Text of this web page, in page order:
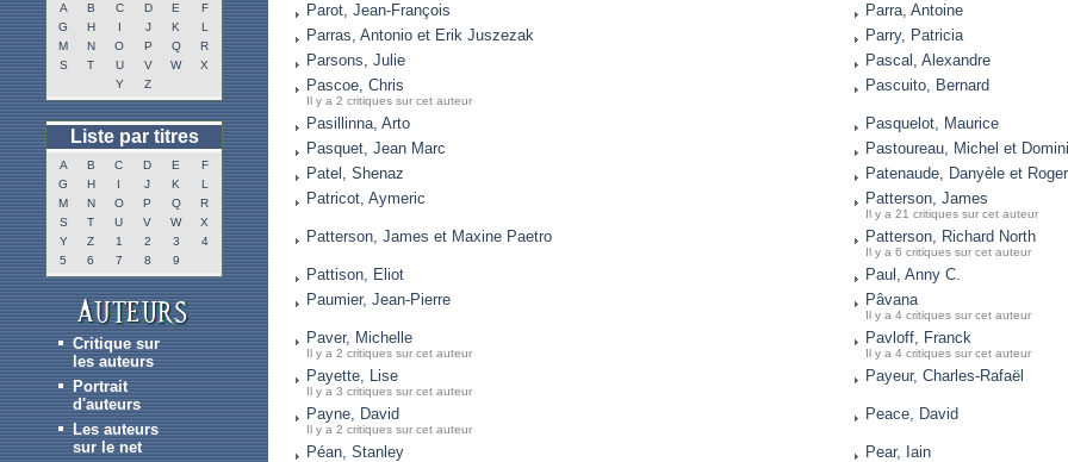
A B C D E
F
G
H I J K
L
M
N O P Q
R
S
T U V W
X
Y
Z
Liste par titres
A B C D E
F
G
H I J K
L
M
N O P Q
R
S
T U V W
X
Y
Z 1 2 3
4
5
6 7 8 9
Critique sur
les auteurs
Portrait
d'auteurs
Les auteurs
sur le net
Parot, Jean-François
Parra, Antoine
Parras, Antonio et Erik Juszezak
Parry, Patricia
Parsons, Julie
Pascal, Alexandre
Pascoe, Chris
Il y a 2 critiques sur cet auteur
Pascuito, Bernard
Pasillinna, Arto
Pasquelot, Maurice
Pasquet, Jean Marc
Pastoureau, Michel et
Patel, Shenaz
Patenaude, Danyèle et
Patricot, Aymeric
Patterson, James
Il y a 21 critiques sur cet auteur
Patterson, James et Maxine Paetro Patterson, Richard North
Il y a 6 critiques sur cet auteur
Pattison, Eliot
Paul, Anny C.
Paumier, Jean-Pierre
Pâvana
Il y a 4 critiques sur cet auteur
Paver, Michelle
Il y a 2 critiques sur cet auteur
Pavloff, Franck
Il y a 4 critiques sur cet auteur
Payette, Lise
Il y a 3 critiques sur cet auteur
Payeur, Charles-Rafaël
Payne, David
Il y a 2 critiques sur cet auteur
Peace, David
Péan, Stanley
Pear, Iain